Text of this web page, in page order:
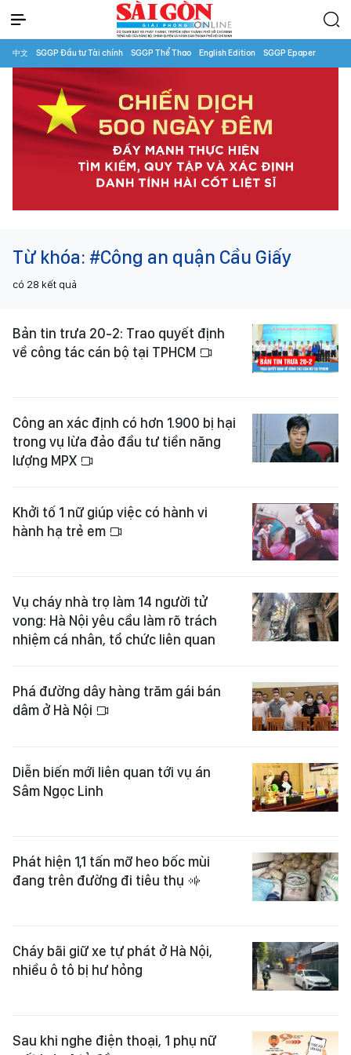
中文 SGGP Đầu tư Tài chính SGGP Thể Thao English Edition SGGP Epaper
Từ khóa: #Công an quận Cầu Giấy
có 28 kết quả
Bản tin trưa 20-2: Trao quyết định
về công tác cán bộ tại TPHCM
Công an xác định có hơn 1.900 bị hại
trong vụ lừa đảo đầu tư tiền năng
lượng MPX
Khởi tố 1 nữ giúp việc có hành vi
hành hạ trẻ em
Vụ cháy nhà trọ làm 14 người tử
vong: Hà Nội yêu cầu làm rõ trách
nhiệm cá nhân, tổ chức liên quan
Phá đường dây hàng trăm gái bán
dâm ở Hà Nội
Diễn biến mới liên quan tới vụ án
Sâm Ngọc Linh
Phát hiện 1,1 tấn mỡ heo bốc mùi
đang trên đường đi tiêu thụ
Cháy bãi giữ xe tự phát ở Hà Nội,
nhiều ô tô bị hư hỏng
Sau khi nghe điện thoại, 1 phụ nữ